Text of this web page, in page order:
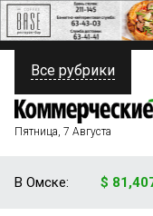
ПОЛИТИКА
ФИНАНСЫ
Все рубрики
Пятница, 7 Августа
В Омске: $